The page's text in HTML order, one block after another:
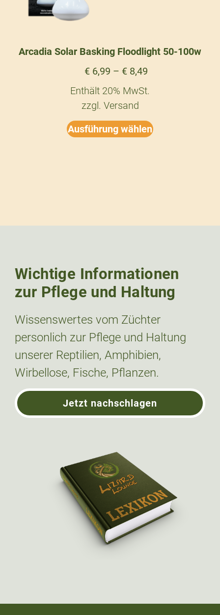
Arcadia Solar Basking Floodlight 50-100w
€ 6,99 – € 8,49
Enthält 20% MwSt.
zzgl. Versand
Ausführung wählen
Wichtige Informationen
zur Pflege und Haltung
Wissenswertes vom Züchter
personlich zur Pflege und Haltung
unserer Reptilien, Amphibien,
Wirbellose, Fische, Pflanzen.
Jetzt nachschlagen